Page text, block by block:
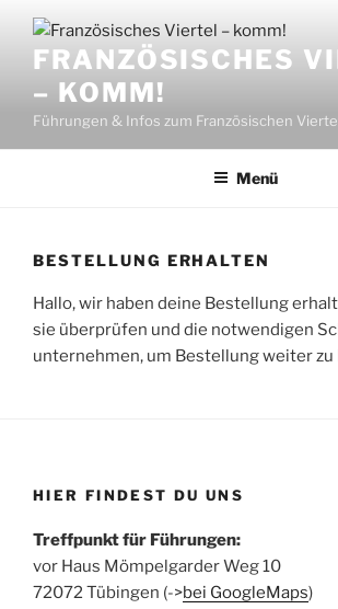
Inhalt
springenFRANZÖSISCHES
– KOMM!
Führungen & Infos zum Französischen
Menü
BESTELLUNG ERHALTEN
Hallo, wir haben deine Bestellung
sie überprüfen und die notwendigen
unternehmen, um Bestellung weiter
HIER FINDEST DU UNS
Treffpunkt für Führungen:
vor Haus Mömpelgarder Weg 10
72072 Tübingen (->bei GoogleMaps)